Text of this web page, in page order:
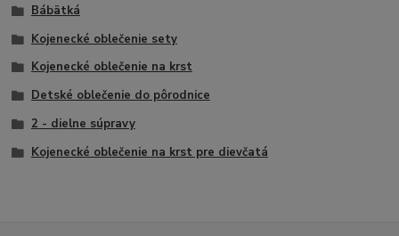
Bábätká
Kojenecké oblečenie sety
Kojenecké oblečenie na krst
Detské oblečenie do pôrodnice
2 - dielne súpravy
Kojenecké oblečenie na krst pre dievčatá